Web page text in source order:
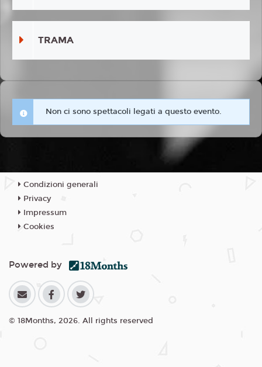
TRAMA
Non ci sono spettacoli legati a questo evento.
Condizioni generali
Privacy
Impressum
Cookies
Powered by
© 18Months, 2026. All rights reserved